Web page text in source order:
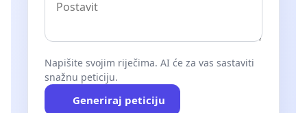
Napišite svojim riječima. AI će za vas sastaviti
snažnu peticiju.
Generiraj peticiju